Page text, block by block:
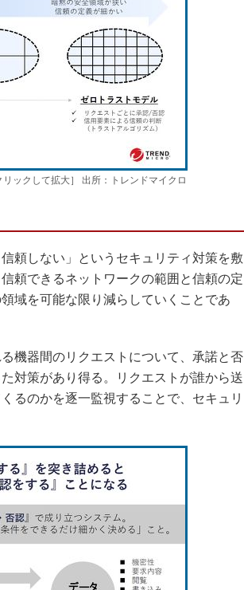
ックして拡大］ 出所：トレンドマイクロ
頼しない」というセキュリティ対策を敷
頼できるネットワークの範囲と信頼の定
域を可能な限り減らしていくことであ
機器間のリクエストについて、承諾と否
対策があり得る。リクエストが誰から送
るのかを逐一監視することで、セキュリ